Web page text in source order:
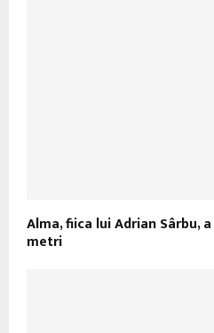
Alma, fiica lui Adrian Sârbu,
metri